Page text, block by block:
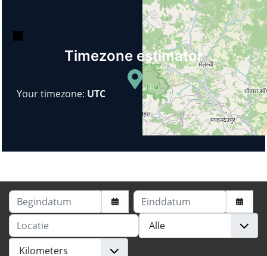
© OpenStreetMapTimezone estimator
Your timezone: UTC
Begindatum
Einddatum
Locatie